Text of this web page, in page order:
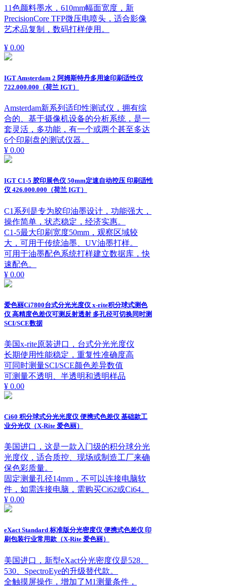
11色颜料墨水，610mm幅面宽度，新
PrecisionCore TFP微压电喷头，适合影像
艺术品复制，数码打样使用。
¥ 0.00
IGT Amsterdam 2 阿姆斯特丹多用途印刷适性仪
722.000.000（荷兰 IGT）
Amsterdam新系列适印性测试仪，拥有综
合的、基于摄像机设备的分析系统，是一
套灵活，多功能，有一个或两个甚至多达
6个印刷盘的测试仪器。
¥ 0.00
IGT C1-5 胶印展色仪 50mm定速自动控压 印刷适性
仪 426.000.000（荷兰 IGT）
C1系列是专为胶印油墨设计，功能强大，
操作简单，状态稳定，经济实惠。
C1-5最大印刷宽度50mm，观察区域较
大，可用于传统油墨、UV油墨打样。
可用于油墨配色系统打样建立数据库，快
速配色。
¥ 0.00
爱色丽Ci7800台式分光光度仪 x-rite积分球式测色
仪 高精度色差仪可测反射透射 多孔径可切换同时测
SCI/SCE数据
美国x-rite原装进口，台式分光光度仪
长期使用性能稳定，重复性准确度高
可同时测量SCI/SCE颜色差异数值
可测量不透明、半透明和透明样品
¥ 0.00
Ci60 积分球式分光光度仪 便携式色差仪 基础款工
业分光仪（X-Rite 爱色丽）
美国进口，这是一款入门级的积分球分光
光度仪，适合质控、现场或制造工厂来确
保色彩质量。
固定测量孔径14mm，不可以连接电脑软
件，如需连接电脑，需购买Ci62或Ci64。
¥ 0.00
eXact Standard 标准版分光密度仪 便携式色差仪 印
刷包装行业常用款（X-Rite 爱色丽）
美国进口，新型eXact分光密度仪是528、
530、SpectroEye的升级替代款。
全触摸屏操作，增加了M1测量条件，